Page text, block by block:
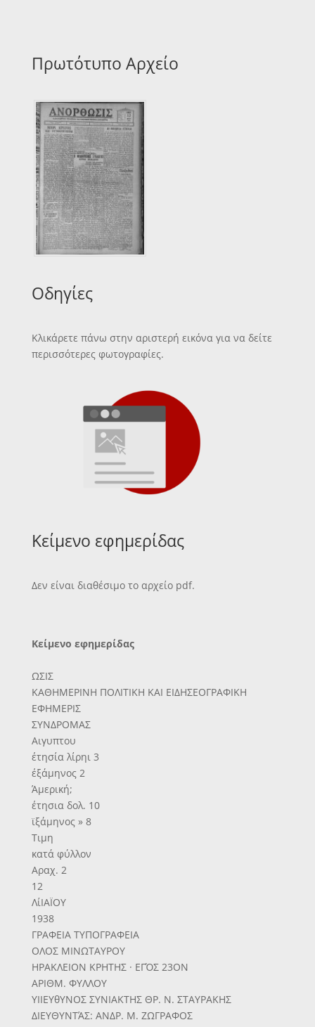
Πρωτότυπο Αρχείο
Οδηγίες
Κλικάρετε πάνω στην αριστερή εικόνα για να δείτε
περισσότερες φωτογραφίες.
Κείμενο εφημερίδας
Δεν είναι διαθέσιμο το αρχείο pdf.
Κείμενο εφημερίδας
ΩΣΙΣ
ΚΑΘΗΜΕΡΙΝΗ ΠΟΛΙΤΙΚΗ ΚΑΙ ΕΙΔΗΣΕΟΓΡΑΦΙΚΗ
ΕΦΗΜΕΡΙΣ
ΣΥΝΔΡΟΜΑΣ
Αιγυπτου
έτησία λίρηι 3
έξάμηνος 2
Άμερική;
έτησια δολ. 10
ϊξάμηνος » 8
Τιμη
κατά φύλλον
Αραχ. 2
12
ΛίΙΑΪΟΥ
1938
ΓΡΑΦΕΙΑ ΤΥΠΟΓΡΑΦΕΙΑ
ΟΛΟΣ ΜΙΝΩΤΑΥΡΟΥ
ΗΡΑΚΛΕΙΟΝ ΚΡΗΤΗΣ · ΕΓΌΣ 23ΟΝ
ΑΡΙΘΜ. ΦΥΛΛΟΥ
ΥΙΙΕΥθΥΝΟΣ ΣΥΝΙΑΚΤΗΣ ΘΡ. Ν. ΣΤΑΥΡΑΚΗΣ
ΔΙΕΥΘΥΝΤΆΣ: ΑΝΔΡ. Μ. ΖΩΓΡΑΦΟΣ